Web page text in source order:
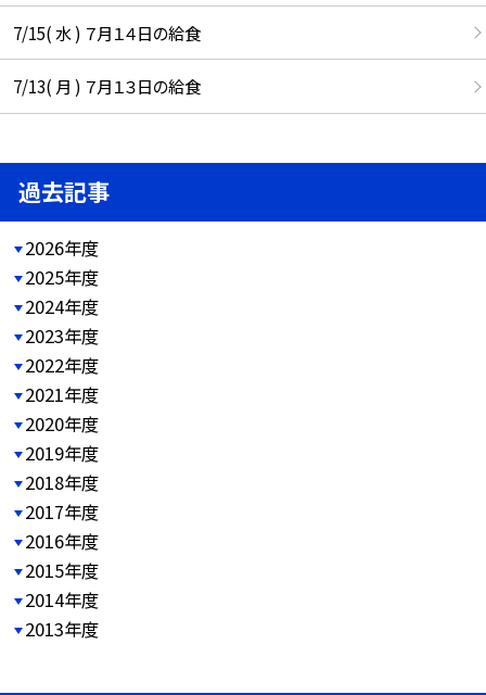
7/15( 水 ) ７月１４日の給食
7/13( 月 ) ７月１３日の給食
過去記事
2026年度
2025年度
2024年度
2023年度
2022年度
2021年度
2020年度
2019年度
2018年度
2017年度
2016年度
2015年度
2014年度
2013年度